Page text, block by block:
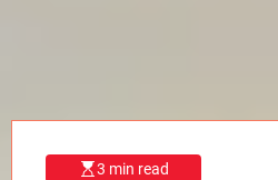
3 min read